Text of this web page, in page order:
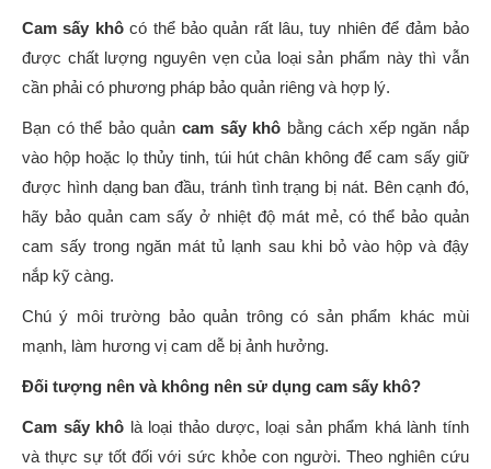
Cam sấy khôcó thể bảo quản rất lâu, tuy nhiên để đảm bảo
được chất lượng nguyên vẹn của loại sản phẩm này thì vẫn
cần phải có phương pháp bảo quản riêng và hợp lý.
Bạn có thể bảo quản cam sấy khô bằng cách xếp ngăn nắp
vào hộp hoặc lọ thủy tinh, túi hút chân không để cam sấy giữ
được hình dạng ban đầu, tránh tình trạng bị nát. Bên cạnh đó,
hãy bảo quản cam sấy ở nhiệt độ mát mẻ, có thể bảo quản
cam sấy trong ngăn mát tủ lạnh sau khi bỏ vào hộp và đậy
nắp kỹ càng.
Chú ý môi trường bảo quản trông có sản phẩm khác mùi
mạnh, làm hương vị cam dễ bị ảnh hưởng.
Đối tượng nên và không nên sử dụng cam sấy khô?
Cam sấy khô là loại thảo dược, loại sản phẩm khá lành tính
và thực sự tốt đối với sức khỏe con người. Theo nghiên cứu